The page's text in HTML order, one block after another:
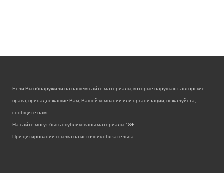
Если Вы обнаружили на нашем сайте материалы, которые нарушают авторские
права, принадлежащие Вам, Вашей компании или организации, пожалуйста,
сообщите нам.
На сайте могут быть опубликованы материалы 18+!
При цитировании ссылка на источник обязательна.